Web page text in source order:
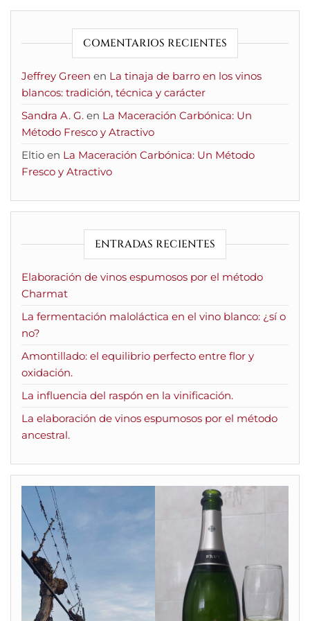
COMENTARIOS RECIENTES
Jeffrey Green en La tinaja de barro en los vinos
blancos: tradición, técnica y carácter
Sandra A. G. en La Maceración Carbónica: Un
Método Fresco y Atractivo
Eltio en La Maceración Carbónica: Un Método
Fresco y Atractivo
ENTRADAS RECIENTES
Elaboración de vinos espumosos por el método
Charmat
La fermentación maloláctica en el vino blanco: ¿sí o
no?
Amontillado: el equilibrio perfecto entre flor y
oxidación.
La influencia del raspón en la vinificación.
La elaboración de vinos espumosos por el método
ancestral.